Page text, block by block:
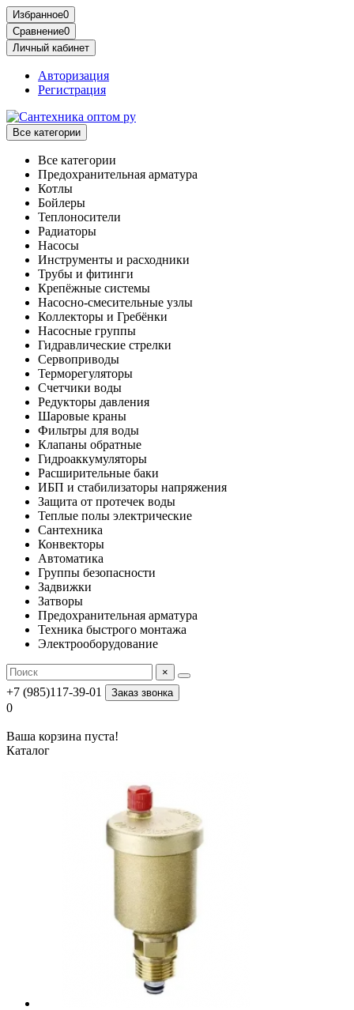
Избранное0
Сравнение0
Личный кабинет
Авторизация
Регистрация
Все категории
Все категории
Предохранительная арматура
Котлы
Бойлеры
Теплоносители
Радиаторы
Насосы
Инструменты и расходники
Трубы и фитинги
Крепёжные системы
Насосно-смесительные узлы
Коллекторы и Гребёнки
Насосные группы
Гидравлические стрелки
Сервоприводы
Терморегуляторы
Счетчики воды
Редукторы давления
Шаровые краны
Фильтры для воды
Клапаны обратные
Гидроаккумуляторы
Расширительные баки
ИБП и стабилизаторы напряжения
Защита от протечек воды
Теплые полы электрические
Сантехника
Конвекторы
Автоматика
Группы безопасности
Задвижки
Затворы
Предохранительная арматура
Техника быстрого монтажа
Электрооборудование
×
+7 (985)117-39-01 Заказ звонка
0
Ваша корзина пуста!
Каталог